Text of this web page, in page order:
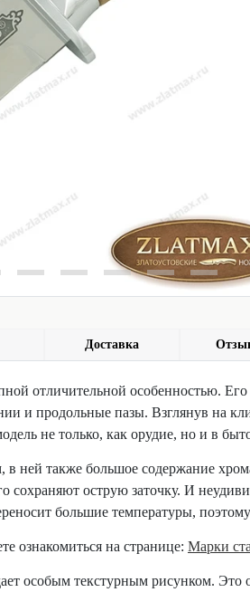
Доставка
отличительной особенностью.
и продольные пазы. Взглянув
не только, как орудие, но и в
ней также большое содержание
сохраняют острую заточку. И
большие температуры,
ознакомиться на странице: Марки
особым текстурным рисунком. Это